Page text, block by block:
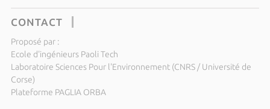
CONTACT
Proposé par :
Ecole d'ingénieurs Paoli Tech
Laboratoire Sciences Pour l'Environnement (CNRS / Université de
Corse)
Plateforme PAGLIA ORBA